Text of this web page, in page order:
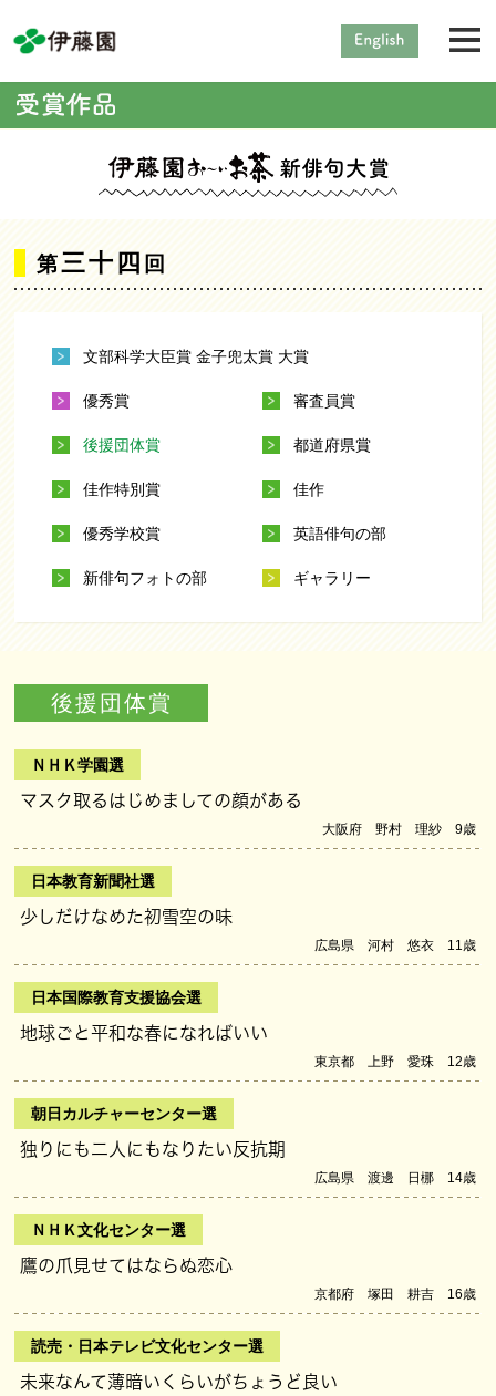
第三十四 回
文部科学大臣賞 金子兜太賞 大賞
優秀賞 審査員賞
後援団体賞 都道府県賞
佳作特別賞 佳作
優秀学校賞 英語俳句の部
新俳句フォトの部 ギャラリー
後援団体賞
ＮＨＫ学園選
マスク取るはじめましての顔がある
大阪府 野村 理紗 9歳
日本教育新聞社選
少しだけなめた初雪空の味
広島県 河村 悠衣 11歳
日本国際教育支援協会選
地球ごと平和な春になればいい
東京都 上野 愛珠 12歳
朝日カルチャーセンター選
独りにも二人にもなりたい反抗期
広島県 渡邊 日梛 14歳
ＮＨＫ文化センター選
鷹の爪見せてはならぬ恋心
京都府 塚田 耕吉 16歳
読売・日本テレビ文化センター選
未来なんて薄暗いくらいがちょうど良い